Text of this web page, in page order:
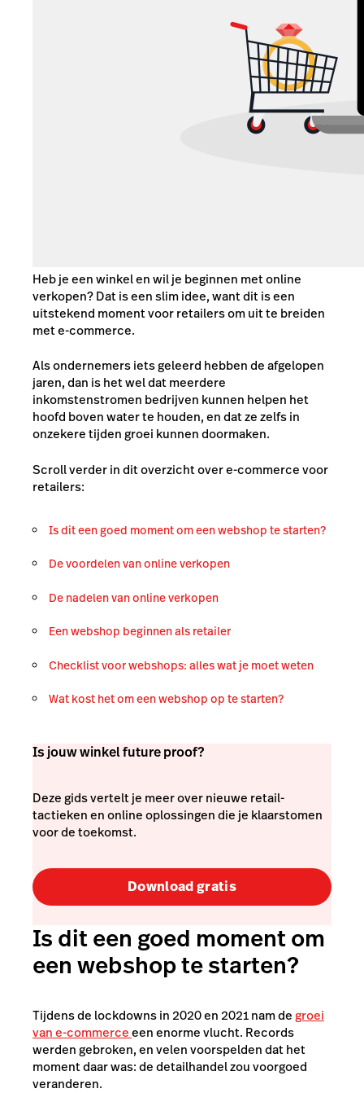
Heb je een winkel en wil je beginnen met online
verkopen? Dat is een slim idee, want dit is een
uitstekend moment voor retailers om uit te breiden
met e-commerce.
Als ondernemers iets geleerd hebben de afgelopen
jaren, dan is het wel dat meerdere
inkomstenstromen bedrijven kunnen helpen het
hoofd boven water te houden, en dat ze zelfs in
onzekere tijden groei kunnen doormaken.
Scroll verder in dit overzicht over e-commerce voor
retailers:
Is dit een goed moment om een webshop te starten?
De voordelen van online verkopen
De nadelen van online verkopen
Een webshop beginnen als retailer
Checklist voor webshops: alles wat je moet weten
Wat kost het om een webshop op te starten?
Is jouw winkel future proof?
Deze gids vertelt je meer over nieuwe retail-
tactieken en online oplossingen die je klaarstomen
voor de toekomst.
Download gratis
Is dit een goed moment om
een webshop te starten?
Tijdens de lockdowns in 2020 en 2021 nam de groei
van e-commerceeen enorme vlucht. Records
werden gebroken, en velen voorspelden dat het
moment daar was: de detailhandel zou voorgoed
veranderen.